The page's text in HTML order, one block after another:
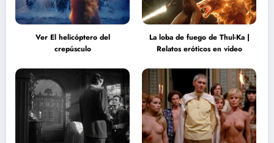
Ver El helicóptero del
crepúsculo
La loba de fuego de Thul-Ka |
Relatos eróticos en video